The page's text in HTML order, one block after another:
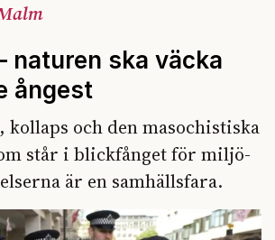
naturen ska väcka
ångest
kollaps och den masochistiska
står i blickfånget för miljö-
är en samhällsfara.